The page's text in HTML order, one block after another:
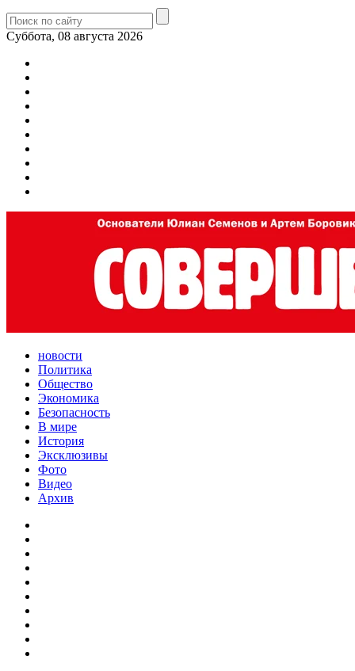
Суббота, 08 августа 2026
новости
Политика
Общество
Экономика
Безопасность
В мире
История
Эксклюзивы
Фото
Видео
Архив